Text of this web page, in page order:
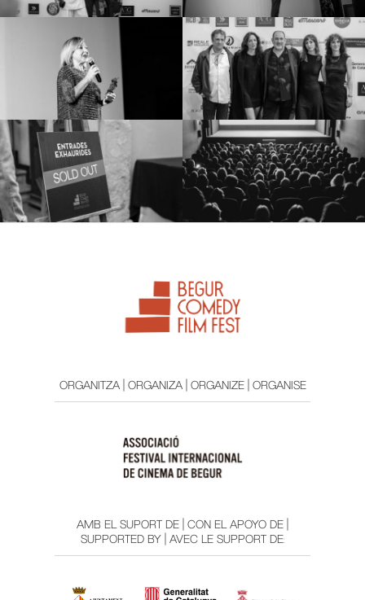
ORGANITZA | ORGANIZA | ORGANIZE | ORGANISE
AMB EL SUPORT DE | CON EL APOYO DE |
SUPPORTED BY | AVEC LE SUPPORT DE: